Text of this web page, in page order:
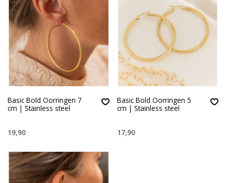
Basic Bold Oorringen 7
cm | Stainless steel
19,90
Basic Bold Oorringen 5
cm | Stainless steel
17,90